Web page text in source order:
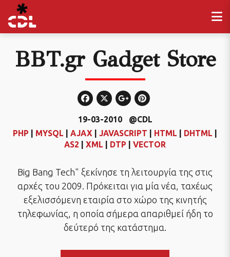
BBT.gr Gadget Store
19-03-2010
@CDL
PHP
MYSQL AJAX JAVASCRIPT HTML DHTML
AS2
XML DTP VECTOR
Big Bang Tech" ξεκίνησε τη λειτουργία της στις
αρχές του 2009. Πρόκειται για μία νέα, ταχέως
εξελισσόμενη εταιρία στο χώρο της κινητής
τηλεφωνίας, η οποία σήμερα απαριθμεί ήδη το
δεύτερό της κατάστημα.